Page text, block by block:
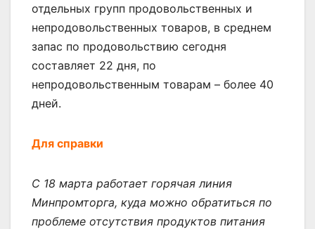
отдельных групп продовольственных и
непродовольственных товаров, в среднем
запас по продовольствию сегодня
составляет 22 дня, по
непродовольственным товарам – более 40
дней.
Для справки
С 18 марта работает горячая линия
Минпромторга, куда можно обратиться по
проблеме отсутствия продуктов питания